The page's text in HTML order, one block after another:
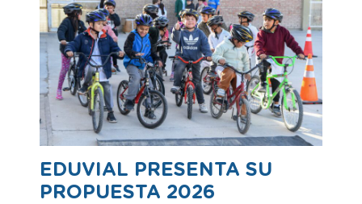
EDUVIAL PRESENTA SU
PROPUESTA 2026